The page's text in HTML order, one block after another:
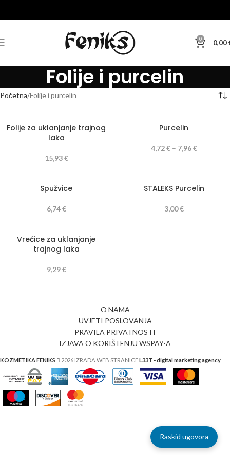
0 0,00
Folije i purcelin
Početna Folije i purcelin
Folije za uklanjanje trajnog
laka
15,93€
Purcelin
4,72€ – 7,96€
Spužvice
6,74€
STALEKS Purcelin
3,00€
Vrećice za uklanjanje
trajnog laka
9,29€
O NAMA
UVJETI POSLOVANJA
PRAVILA PRIVATNOSTI
IZJAVA O KORIŠTENJU WSPAY-A
KOZMETIKA FENIKS 2026 IZRADA WEB STRANICEL33T - digital marketing agency
Raskid ugovora